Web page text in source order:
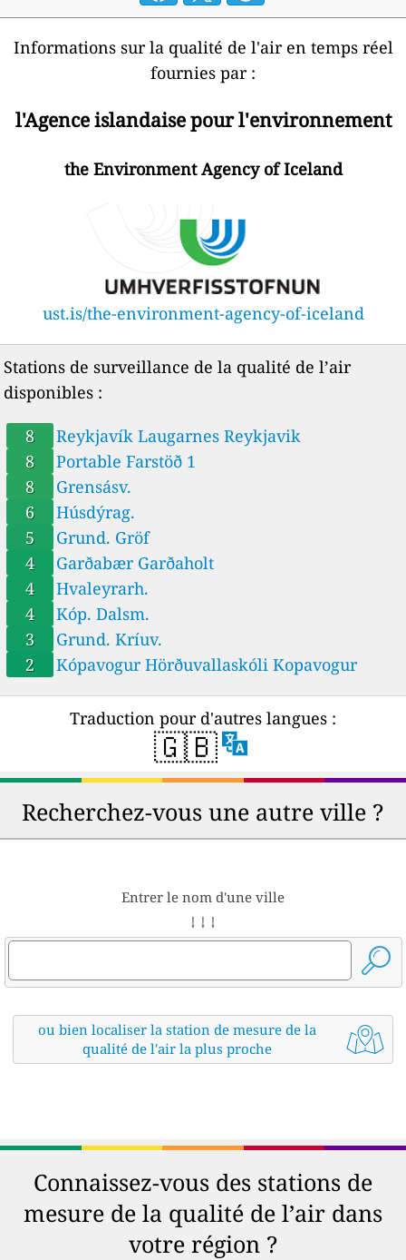
Reykjavík Laugarnes, Reykjavik, Iceland
Informations sur la qualité de l'air en temps réel
fournies par :
l'Agence islandaise pour l'environnement
the Environment Agency of Iceland
ust.is/the-environment-agency-of-iceland
Stations de surveillance de la qualité de l’air
disponibles :
8
Reykjavík Laugarnes Reykjavik
8
Portable Farstöð 1
8
Grensásv.
6
Húsdýrag.
5
Grund. Gröf
4
Garðabær Garðaholt
4
Hvaleyrarh.
4
Kóp. Dalsm.
3
Grund. Kríuv.
2
Kópavogur Hörðuvallaskóli Kopavogur
Traduction pour d'autres langues :
🇬🇧
Recherchez-vous une autre ville ?
Entrer le nom d'une ville
↓ ↓ ↓
ou bien localiser la station de mesure de la
qualité de l'air la plus proche
Connaissez-vous des stations de
mesure de la qualité de l’air dans
votre région ?